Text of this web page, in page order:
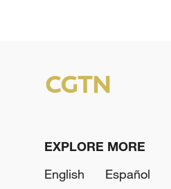
EXPLORE MORE
English
Español